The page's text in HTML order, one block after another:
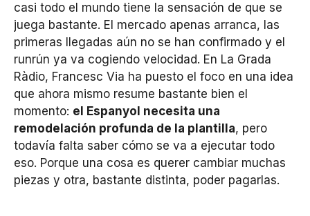
casi todo el mundo tiene la sensación de que se
juega bastante. El mercado apenas arranca, las
primeras llegadas aún no se han confirmado y el
runrún ya va cogiendo velocidad. En La Grada
Ràdio, Francesc Via ha puesto el foco en una idea
que ahora mismo resume bastante bien el
momento: el Espanyol necesita una
remodelación profunda de la plantilla, pero
todavía falta saber cómo se va a ejecutar todo
eso. Porque una cosa es querer cambiar muchas
piezas y otra, bastante distinta, poder pagarlas.